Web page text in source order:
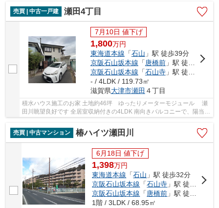
売買 | 中古一戸建
瀬田4丁目
7月10日 値下げ
1,800万円
東海道本線 「石山 」駅 徒歩39分
京阪石山坂本線 「 唐橋前」駅 徒歩24分
京阪石山坂本線 「石山寺」駅 徒歩31分
- / 4LDK / 119.73㎡
滋賀県大津市瀬田 ４丁目
積水ハウス施工のお家 土地約46坪 ゆったりメーターモジュール 瀬
田川眺望良好です 全居室収納付きの4LDK 南向きバルコニーで、陽当た
り良好です
売買 | 中古マンション
椿ハイツ瀬田川
6月18日 値下げ
1,398万円
東海道本線 「石山 」駅 徒歩32分
京阪石山坂本線 「石山寺 」駅 徒歩29分
京阪石山坂本線 「唐橋前 」駅 徒歩22分
1階 / 3LDK / 68.95㎡